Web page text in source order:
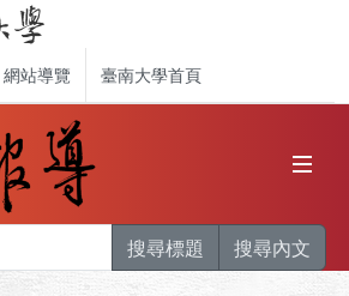
網站導覽 臺南大學首頁
搜尋標題 搜尋內文